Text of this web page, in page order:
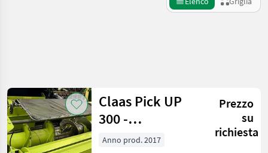
ricerca
Categoria 4 Paese
Claas Pick UP
300 -
gebrauchtes
Prezzo
su
richiesta
Anno prod. 2017